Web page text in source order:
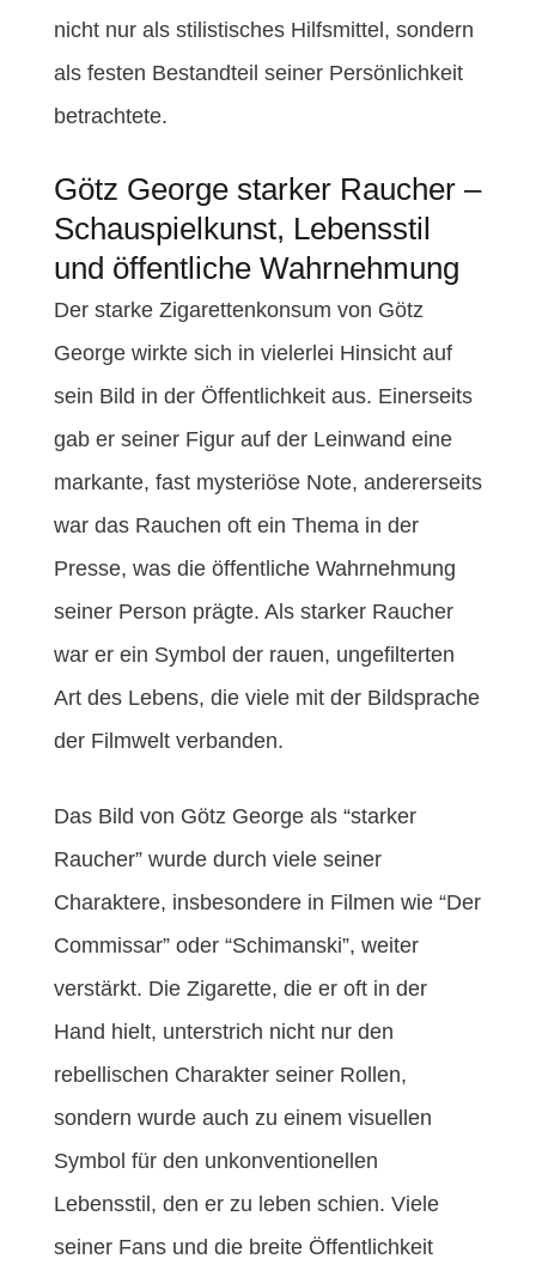
nicht nur als stilistisches Hilfsmittel, sondern
als festen Bestandteil seiner Persönlichkeit
betrachtete.
Götz George starker Raucher –
Schauspielkunst, Lebensstil
und öffentliche Wahrnehmung
Der starke Zigarettenkonsum von Götz
George wirkte sich in vielerlei Hinsicht auf
sein Bild in der Öffentlichkeit aus. Einerseits
gab er seiner Figur auf der Leinwand eine
markante, fast mysteriöse Note, andererseits
war das Rauchen oft ein Thema in der
Presse, was die öffentliche Wahrnehmung
seiner Person prägte. Als starker Raucher
war er ein Symbol der rauen, ungefilterten
Art des Lebens, die viele mit der Bildsprache
der Filmwelt verbanden.
Das Bild von Götz George als “starker
Raucher” wurde durch viele seiner
Charaktere, insbesondere in Filmen wie “Der
Commissar” oder “Schimanski”, weiter
verstärkt. Die Zigarette, die er oft in der
Hand hielt, unterstrich nicht nur den
rebellischen Charakter seiner Rollen,
sondern wurde auch zu einem visuellen
Symbol für den unkonventionellen
Lebensstil, den er zu leben schien. Viele
seiner Fans und die breite Öffentlichkeit